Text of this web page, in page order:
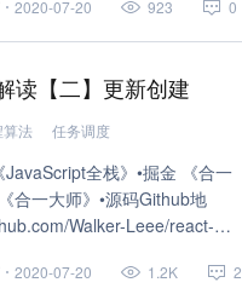
2020-07-20 923 0
读【二】更新创建
法 任务调度
JavaScript全栈》•掘金 《合一
合一大师》•源码Github地
Walker-Leee/react-
2020-07-20 1.2K 2